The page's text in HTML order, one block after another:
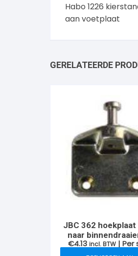
Habo 1226
aan voetplaat
GERELATEERDE
JBC 362
naar
ramen
€4.13 incl. BTW | Per